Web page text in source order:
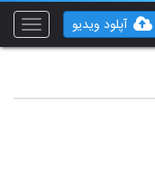
Toggle
آپلود ویدیو